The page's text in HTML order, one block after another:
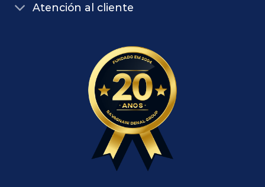
Atención al cliente